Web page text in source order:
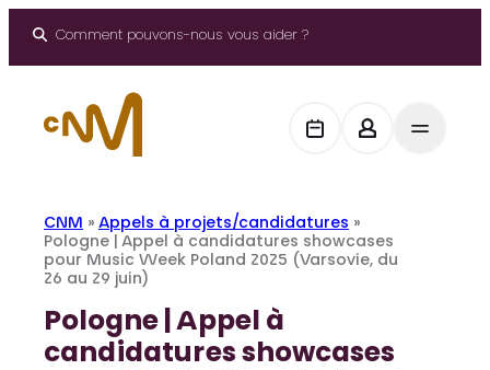
Comment pouvons-nous vous aider ?
CNM » Appels à projets/candidatures »
Pologne | Appel à candidatures showcases
pour Music Week Poland 2025 (Varsovie, du
26 au 29 juin)
Pologne | Appel à
candidatures showcases